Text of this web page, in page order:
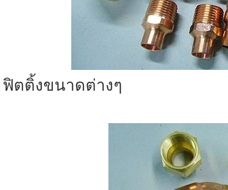
ฟิตติ้งขนาดต่างๆ